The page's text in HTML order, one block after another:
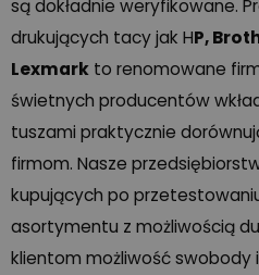
są dokładnie weryfikowane.
drukujących tacy jak HP,
Lexmark to renomowane
świetnych producentów
tuszami praktycznie
firmom. Nasze
kupujących po
asortymentu z możliwością
klientom możliwość swobody